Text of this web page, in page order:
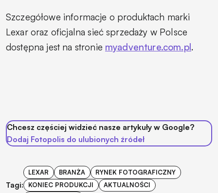
Szczegółowe informacje o produktach marki
Lexar oraz oficjalna sieć sprzedaży w Polsce
dostępna jest na stronie myadventure.com.pl.
Chcesz częściej widzieć nasze artykuły w Google?
Dodaj Fotopolis do ulubionych źródeł
Tagi:
LEXAR BRANŻA
RYNEK FOTOGRAFICZNY
KONIEC PRODUKCJI
AKTUALNOŚCI